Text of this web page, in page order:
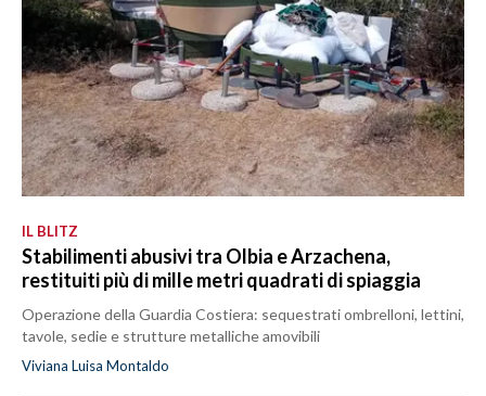
IL BLITZ
Stabilimenti abusivi tra Olbia e Arzachena,
restituiti più di mille metri quadrati di spiaggia
Operazione della Guardia Costiera: sequestrati ombrelloni, lettini,
tavole, sedie e strutture metalliche amovibili
Viviana Luisa Montaldo